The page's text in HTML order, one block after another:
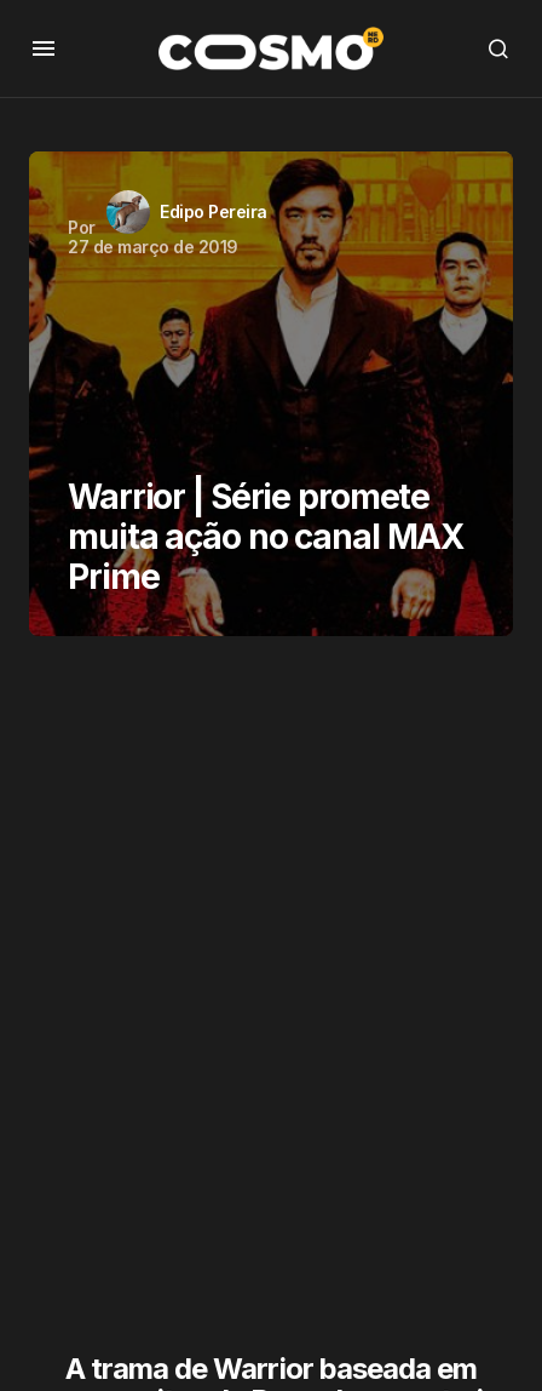
Por
Edipo Pereira
27 de março de 2019
Warrior | Série promete
muita ação no canal MAX
Prime
A trama de Warrior baseada em